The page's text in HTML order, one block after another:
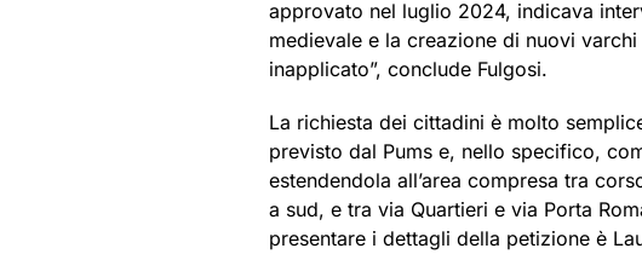
approvato nel luglio 2024, indicava
medievale e la creazione di nuovi
inapplicato”, conclude Fulgosi.
La richiesta dei cittadini è molto
previsto dal Pums e, nello specifico,
estendendola all’area compresa tra
a sud, e tra via Quartieri e via Porta
presentare i dettagli della petizione è